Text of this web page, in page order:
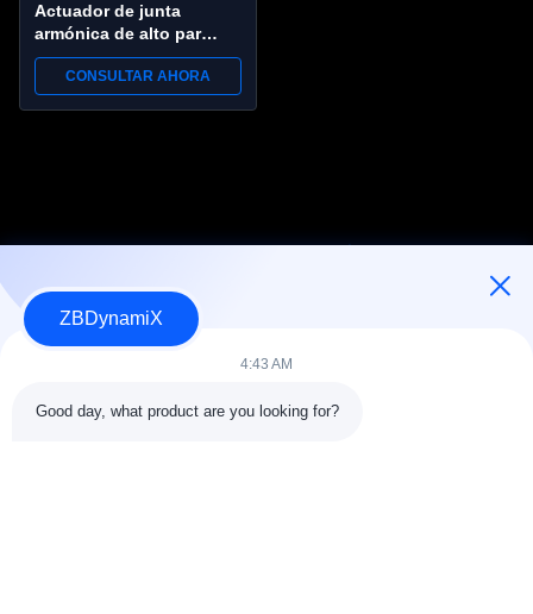
Actuador de junta
armónica de alto par
ZBDynamiX ZHA-R120-
161-FBN-I | Par máximo
de 450 Nm, relación
CONSULTAR AHORA
Diseñador y Fabricante de Paquetes de Baterías y Actuadores
para Robots Humanoides.
ZBDynamiX
4:43 AM
Good day, what product are you looking for?